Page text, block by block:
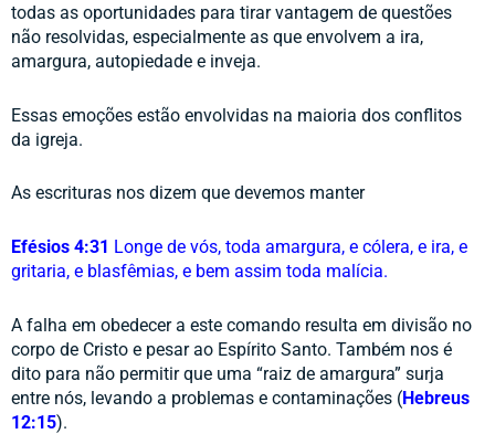
todas as oportunidades para tirar vantagem de questões
não resolvidas, especialmente as que envolvem a ira,
amargura, autopiedade e inveja.
Essas emoções estão envolvidas na maioria dos conflitos
da igreja.
As escrituras nos dizem que devemos manter
Efésios 4:31 Longe de vós, toda amargura, e cólera, e ira, e
gritaria, e blasfêmias, e bem assim toda malícia.
A falha em obedecer a este comando resulta em divisão no
corpo de Cristo e pesar ao Espírito Santo. Também nos é
dito para não permitir que uma “raiz de amargura” surja
entre nós, levando a problemas e contaminações (Hebreus
12:15).